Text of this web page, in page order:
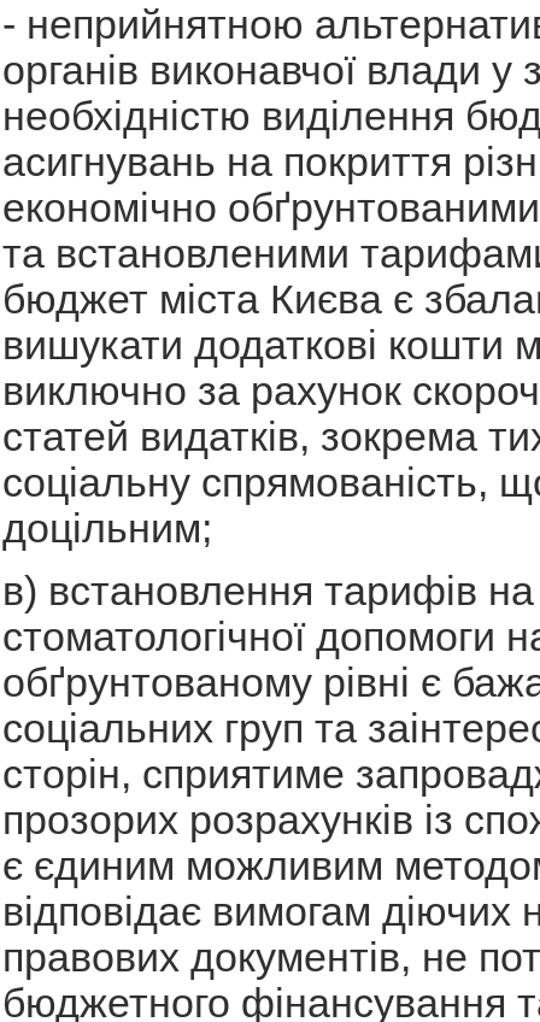
- неприйнятною
органів виконавчої влади у
необхідністю виділення
асигнувань на покриття
економічно
та встановленими
бюджет міста Києва є
вишукати додаткові кошти
виключно за рахунок
статей видатків, зокрема
соціальну спрямованість,
доцільним;
в) встановлення тарифів на
стоматологічної допомоги
обґрунтованому рівні є
соціальних груп та
сторін, сприятиме
прозорих розрахунків із
є єдиним можливим
відповідає вимогам діючих
правових документів, не
бюджетного фінансування